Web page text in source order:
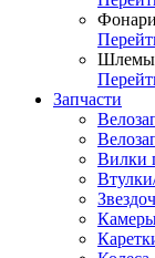
Фонари
Шлемы
Запчасти
Вилки